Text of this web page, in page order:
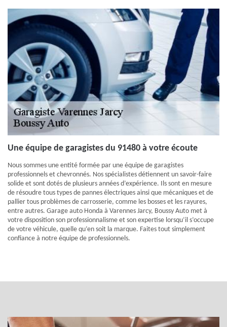
Une équipe de garagistes du 91480 à votre écoute
Nous sommes une entité formée par une équipe de garagistes
professionnels et chevronnés. Nos spécialistes détiennent un savoir-faire
solide et sont dotés de plusieurs années d’expérience. Ils sont en mesure
de résoudre tous types de pannes électriques ainsi que mécaniques et de
pallier tous problèmes de carrosserie, comme les bosses et les rayures,
entre autres. Garage auto Honda à Varennes Jarcy, Boussy Auto met à
votre disposition son professionnalisme et son expertise lorsqu’il s’occupe
de votre véhicule, quelle qu’en soit la marque. Faites tout simplement
confiance à notre équipe de professionnels.